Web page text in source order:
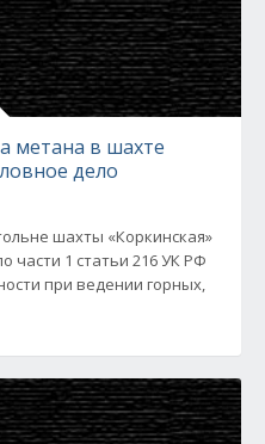
метана в шахте
дело
шахты «Коркинская»
части 1 статьи 216 УК РФ
при ведении горных,